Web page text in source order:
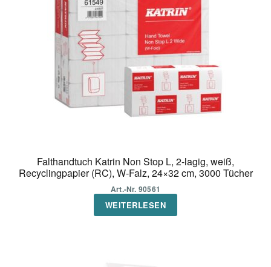
Falthandtuch Katrin Non Stop L, 2-lagig, weiß,
Recyclingpapier (RC), W-Falz, 24×32 cm, 3000 Tücher
Art.-Nr. 90561
WEITERLESEN